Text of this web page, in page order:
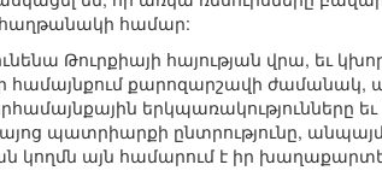
հաղթանակի համար:
Թուրքիայի հայության վրա, եւ
համայնքում քարոզարշավի
երկպառակությունները
պատրիարքի ընտրությունը,
կողմն այն համարում է իր